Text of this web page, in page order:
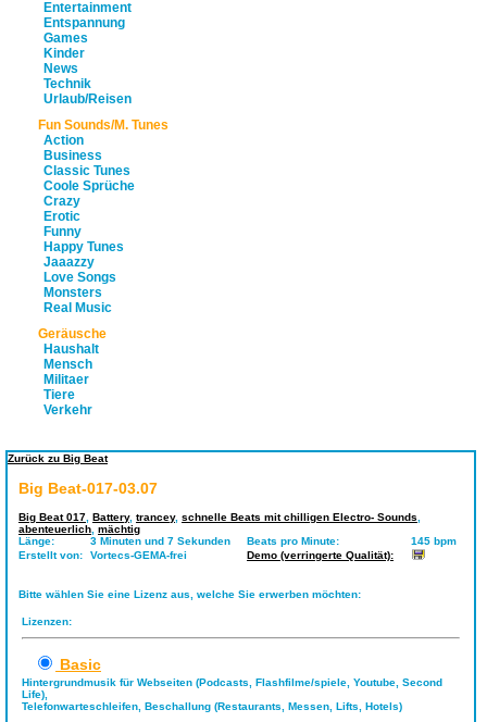
Entertainment
Entspannung
Games
Kinder
News
Technik
Urlaub/Reisen
Fun Sounds/M. Tunes
Action
Business
Classic Tunes
Coole Sprüche
Crazy
Erotic
Funny
Happy Tunes
Jaaazzy
Love Songs
Monsters
Real Music
Geräusche
Haushalt
Mensch
Militaer
Tiere
Verkehr
Zurück zu Big Beat
Big Beat-017-03.07
Big Beat 017 Battery, trancey, schnelle Beats mit chilligen Electro- Sounds
abenteuerlich mächtig
Länge:
3 Minuten und 7 Sekunden Beats pro Minute:
145 bpm
Erstellt von:
Vortecs-GEMA-frei Demo (verringerte Qualität):
Bitte wählen Sie eine Lizenz aus, welche Sie erwerben möchten:
Lizenzen:
Basic
Hintergrundmusik für Webseiten (Podcasts, Flashfilme/spiele, Youtube, Second
Life),
Telefonwarteschleifen, Beschallung (Restaurants, Messen, Lifts, Hotels)